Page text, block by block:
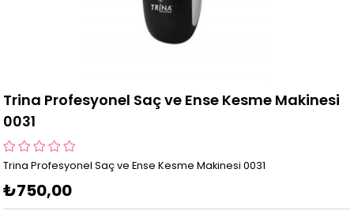
Trina Profesyonel Saç ve Ense Kesme Makinesi
0031
Trina Profesyonel Saç ve Ense Kesme Makinesi 0031
₺750,00